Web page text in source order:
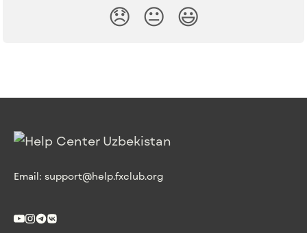
😞 😐 😃
Email: support@help.fxclub.org